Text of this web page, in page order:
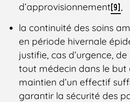
d’approvisionnement[9],
la continuité des soins
en période hivernale
justifie, cas d’urgence,
tout médecin dans le but
maintien d’un effectif
garantir la sécurité des